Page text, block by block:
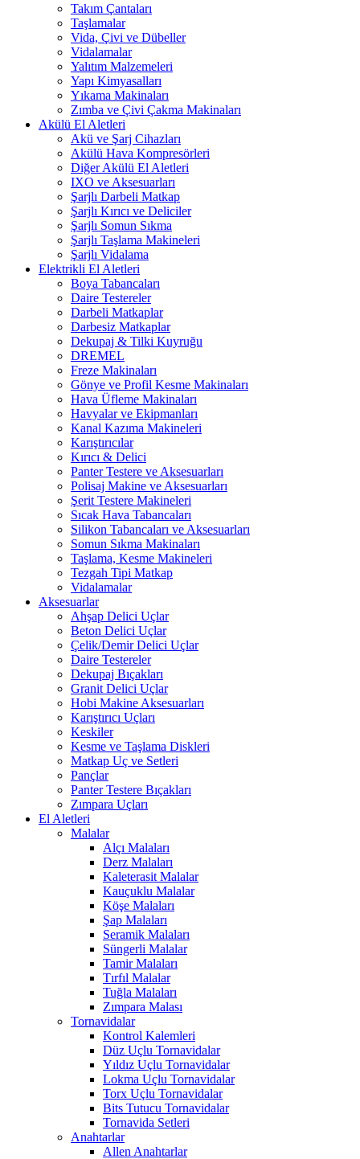
Takım Çantaları
Taşlamalar
Vida, Çivi ve Dübeller
Vidalamalar
Yalıtım Malzemeleri
Yapı Kimyasalları
Yıkama Makinaları
Zımba ve Çivi Çakma Makinaları
Akülü El Aletleri
Akü ve Şarj Cihazları
Akülü Hava Kompresörleri
Diğer Akülü El Aletleri
IXO ve Aksesuarları
Şarjlı Darbeli Matkap
Şarjlı Kırıcı ve Deliciler
Şarjlı Somun Sıkma
Şarjlı Taşlama Makineleri
Şarjlı Vidalama
Elektrikli El Aletleri
Boya Tabancaları
Daire Testereler
Darbeli Matkaplar
Darbesiz Matkaplar
Dekupaj & Tilki Kuyruğu
DREMEL
Freze Makinaları
Gönye ve Profil Kesme Makinaları
Hava Üfleme Makinaları
Havyalar ve Ekipmanları
Kanal Kazıma Makineleri
Karıştırıcılar
Kırıcı & Delici
Panter Testere ve Aksesuarları
Polisaj Makine ve Aksesuarları
Şerit Testere Makineleri
Sıcak Hava Tabancaları
Silikon Tabancaları ve Aksesuarları
Somun Sıkma Makinaları
Taşlama, Kesme Makineleri
Tezgah Tipi Matkap
Vidalamalar
Aksesuarlar
Ahşap Delici Uçlar
Beton Delici Uçlar
Çelik/Demir Delici Uçlar
Daire Testereler
Dekupaj Bıçakları
Granit Delici Uçlar
Hobi Makine Aksesuarları
Karıştırıcı Uçları
Keskiler
Kesme ve Taşlama Diskleri
Matkap Uç ve Setleri
Pançlar
Panter Testere Bıçakları
Zımpara Uçları
El Aletleri
Malalar
Alçı Malaları
Derz Malaları
Kaleterasit Malalar
Kauçuklu Malalar
Köşe Malaları
Şap Malaları
Seramik Malaları
Süngerli Malalar
Tamir Malaları
Tırfıl Malalar
Tuğla Malaları
Zımpara Malası
Tornavidalar
Kontrol Kalemleri
Düz Uçlu Tornavidalar
Yıldız Uçlu Tornavidalar
Lokma Uçlu Tornavidalar
Torx Uçlu Tornavidalar
Bits Tutucu Tornavidalar
Tornavida Setleri
Anahtarlar
Allen Anahtarlar